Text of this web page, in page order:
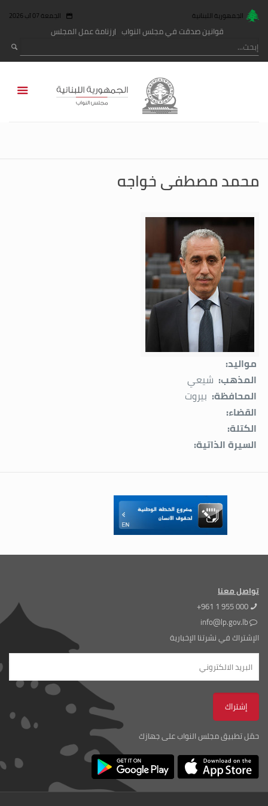
الجمهورية اللبنانية الجمعة 07 آب 2026
قوانين صدقت في مجلس النواب رزنامة عمل المجلس
محمد مصطفى خواجه
مواليد:
المذهب: شيعي
المحافظة: بيروت
القضاء:
الكتلة:
السيرة الذاتية:
تواصل معنا
+961 1 955 000
info@lp.gov.lb
الإشتراك في نشرتنا الإخبارية
حمّل تطبيق مجلس النواب على جهازك